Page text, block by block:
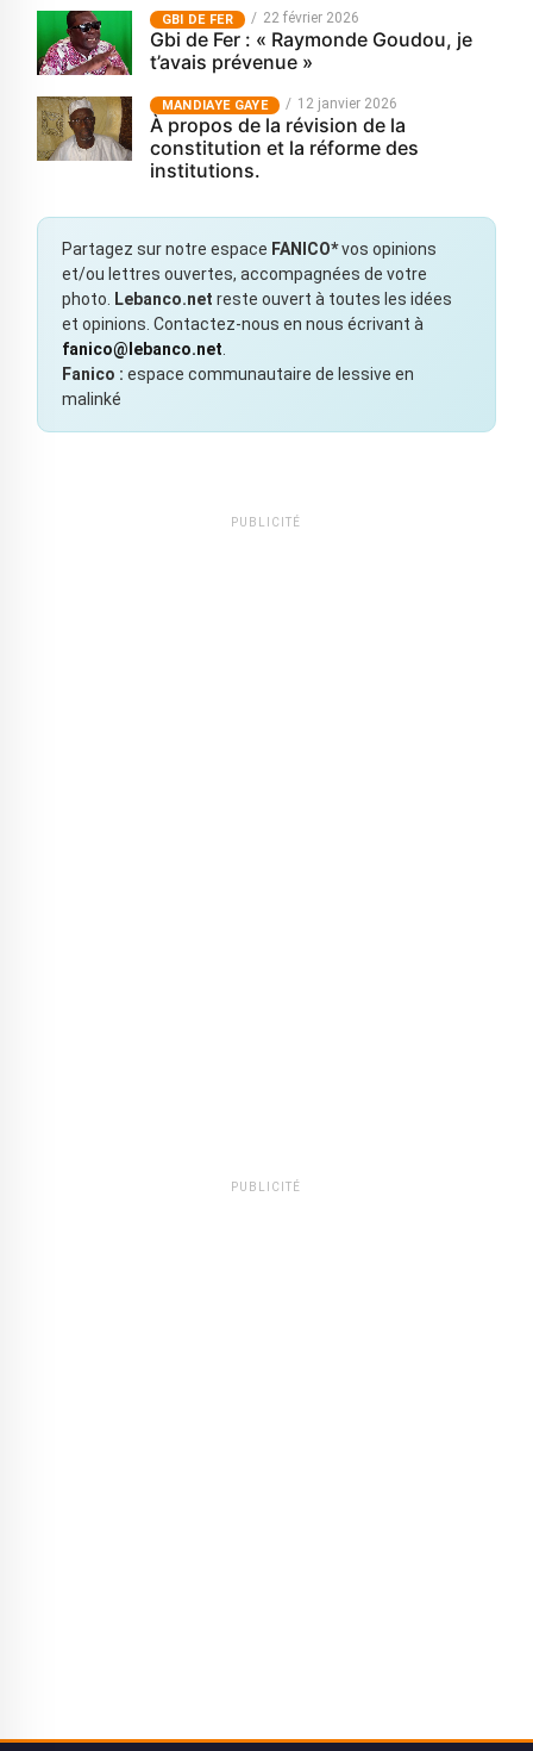
GBI DE FER 22 février 2026
Gbi de Fer : « Raymonde Goudou, je
t’avais prévenue »
MANDIAYE GAYE 12 janvier 2026
À propos de la révision de la
constitution et la réforme des
institutions.
Partagez sur notre espace FANICO*vos opinions
et/ou lettres ouvertes, accompagnées de votre
photo.
Lebanco.net reste ouvert à toutes les idées
et opinions. Contactez-nous en nous écrivant à
fanico@lebanco.net
Fanico : espace communautaire de lessive en
malinké
PUBLICITÉ
PUBLICITÉ